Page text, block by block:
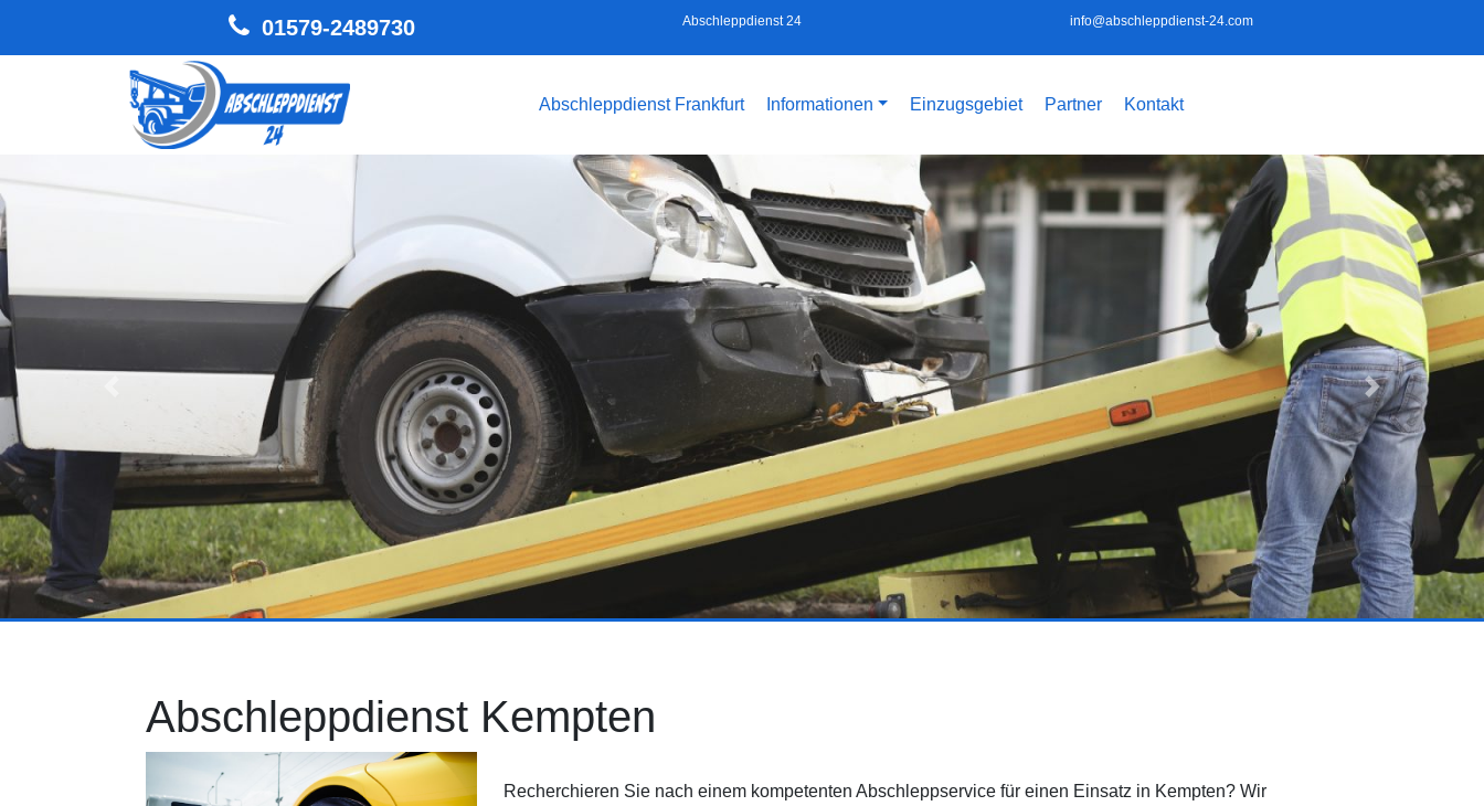
01579-2489730 Abschleppdienst 24 info@abschleppdienst-24.com
Hauptnavigation Abschleppdienst Frankfurt Informationen Einzugsgebiet Partner Kontakt
Zurück Weiter
Abschleppdienst Kempten
Recherchieren Sie nach einem kompetenten Abschleppservice für einen Einsatz in Kempten? Wir